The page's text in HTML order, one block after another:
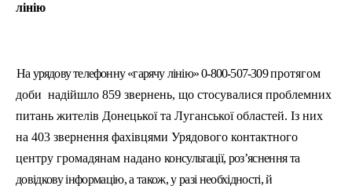
лінію
На урядову телефонну «гарячу лінію» 0-800-507-309протягом
доби надійшло 859 звернень, що стосувалися проблемних
питань жителів Донецької та Луганської областей. Із них
на 403 звернення фахівцями Урядового контактного
центру громадянам надано консультації, роз’яснення та
довідкову інформацію, а також, у разі необхідності, й